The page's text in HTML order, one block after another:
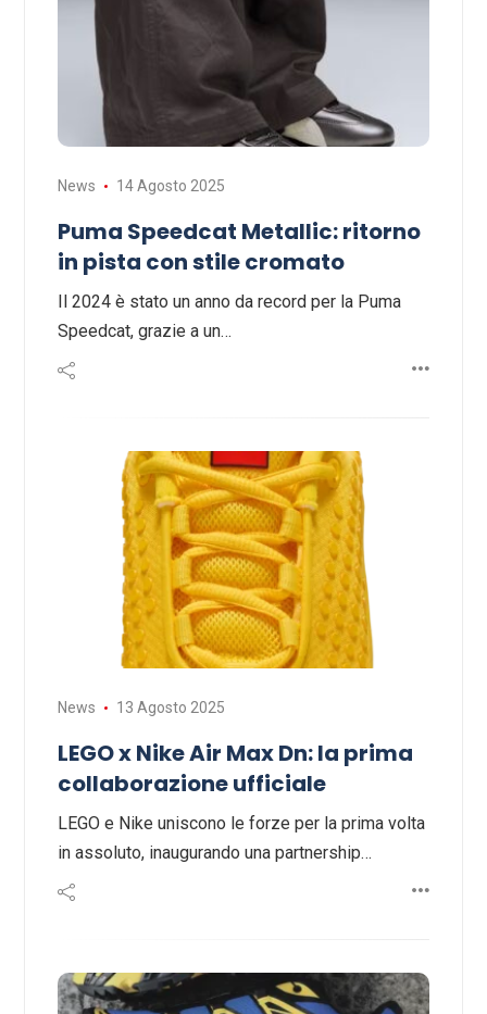
News 14 Agosto 2025
Puma Speedcat Metallic: ritorno
in pista con stile cromato
Il 2024 è stato un anno da record per la Puma
Speedcat, grazie a un…
News 13 Agosto 2025
LEGO x Nike Air Max Dn: la prima
collaborazione ufficiale
LEGO e Nike uniscono le forze per la prima volta
in assoluto, inaugurando una partnership…